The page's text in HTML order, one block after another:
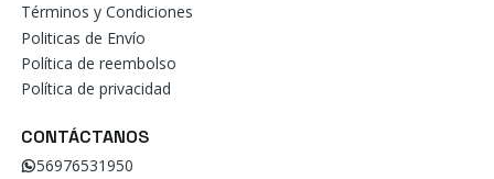
Términos y Condiciones
Politicas de Envío
Política de reembolso
Política de privacidad
CONTÁCTANOS
56976531950